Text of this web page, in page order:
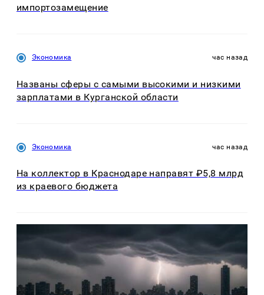
импортозамещение
Экономика час назад
Названы сферы с самыми высокими и низкими
зарплатами в Курганской области
Экономика час назад
На коллектор в Краснодаре направят ₽5,8 млрд
из краевого бюджета